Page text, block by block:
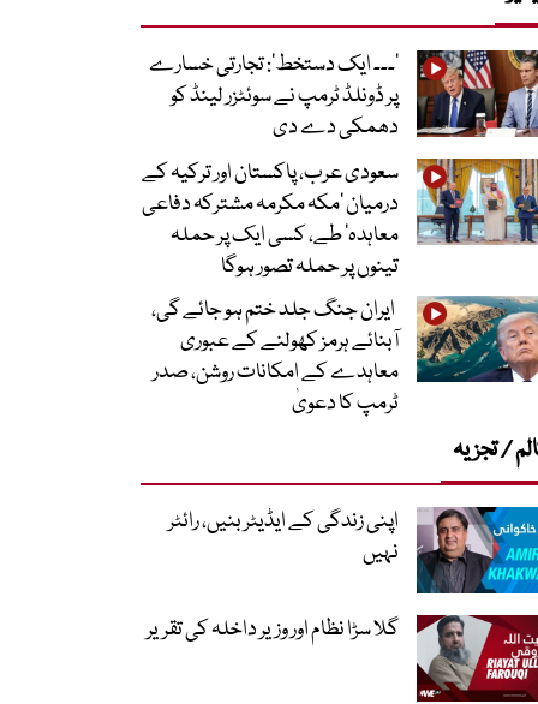
’۔۔۔ ایک دستخط‘: تجارتی خسارے
پر ڈونلڈ ٹرمپ نے سوئٹزر لینڈ کو
دھمکی دے دی
سعودی عرب، پاکستان اور ترکیہ کے
درمیان ’مکہ مکرمہ مشترکہ دفاعی
معاہدہ‘ طے، کسی ایک پر حملہ
تینوں پر حملہ تصور ہوگا
ایران جنگ جلد ختم ہو جائے گی،
آبنائے ہرمز کھولنے کے عبوری
معاہدے کے امکانات روشن، صدر
ٹرمپ کا دعویٰ
/ تجزیہ
اپنی زندگی کے ایڈیٹر بنیں، رائٹر
نہیں
گلا سڑا نظام اور وزیر داخلہ کی تقریر